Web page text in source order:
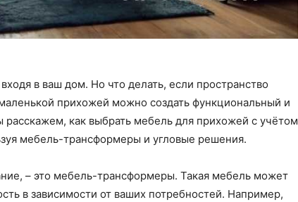
в ваш дом. Но что делать, если пространство
прихожей можно создать функциональный и
расскажем, как выбрать мебель для прихожей с учётом
мебель-трансформеры и угловые решения.
– это мебель-трансформеры. Такая мебель может
в зависимости от ваших потребностей. Например,